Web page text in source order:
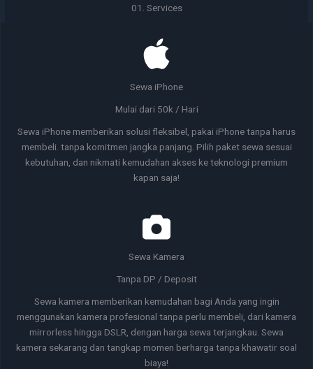
01. Services
Sewa iPhone
Mulai dari 50k / Hari
Sewa iPhone memberikan solusi fleksibel, pakai iPhone tanpa harus
membeli. tanpa komitmen jangka panjang. Pilih paket sewa sesuai
kebutuhan, dan nikmati kemudahan akses ke teknologi premium
kapan saja!
Sewa Kamera
Tanpa DP / Deposit
Sewa kamera memberikan kemudahan bagi Anda yang ingin
menggunakan kamera profesional tanpa perlu membeli, dari kamera
mirrorless hingga DSLR, dengan harga sewa terjangkau. Sewa
kamera sekarang dan tangkap momen berharga tanpa khawatir soal
biaya!